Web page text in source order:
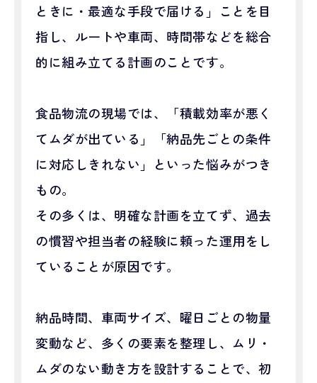
ときに・最適な手段で届ける」ことを目
指し、ルートや車両、時間帯などを総合
的に組み立てる計画のことです。
食品物流の現場では、「積載効率が悪く
てムダが出ている」「納品先ごとの条件
に対応しきれない」といった悩みがつき
もの。
その多くは、明確な計画を立てず、過去
の慣習や担当者の経験に頼った運用をし
ていることが原因です。
納品時間、車両サイズ、曜日ごとの物量
変動など、多くの要素を整理し、ムリ・
ムダのない動き方を設計することで、初